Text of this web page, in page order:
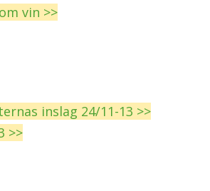
vin >>
inslag 24/11-13 >>
>>